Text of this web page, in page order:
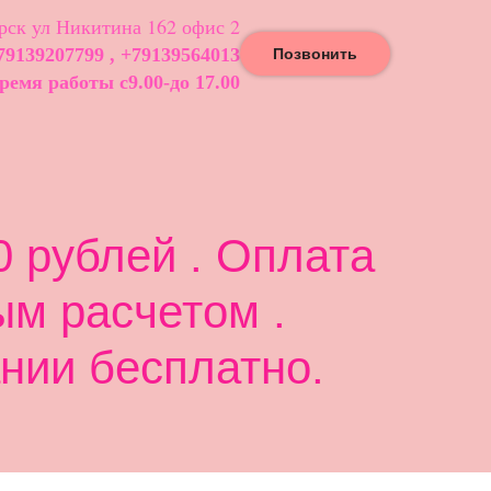
рублей . Оплата
расчетом .
бесплатно.
ул Никитина 162 офис 2
, +79139564013
работы с9.00-до 17.00
Позвонить